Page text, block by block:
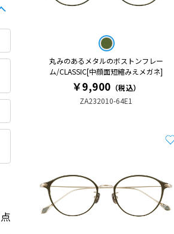
点
丸みのあるメタルのボストンフレー
ム/CLASSIC[中顔面短縮みえメガネ]
￥9,900 （税込）
ZA232010-64E1